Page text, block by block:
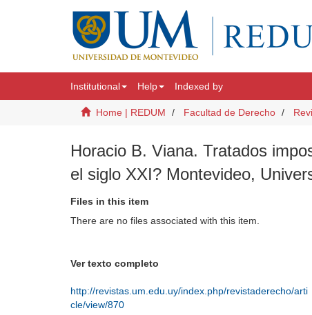
Institutional Help Indexed by
Home | REDUM Facultad de Derecho
Horacio B. Viana. Tratados
el siglo XXI? Montevideo,
Files in this item
There are no files associated with this item.
Ver texto completo
http://revistas.um.edu.uy/index.php/revistaderecho/arti
cle/view/870